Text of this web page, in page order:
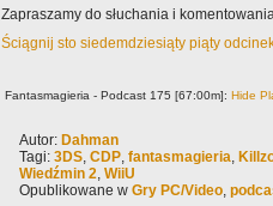
Zapraszamy do słuchania i
Ściągnij sto siedemdziesiąty piąty
Fantasmagieria - Podcast 175 [67:00m]: Hide
Autor: Dahman
Tagi: 3DS, CDP, fantasmagieria,
Wiedźmin 2, WiiU
Opublikowane w Gry PC/Video,